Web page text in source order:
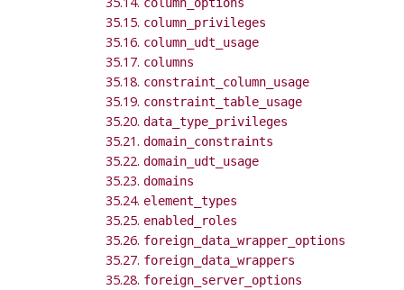
column_options
35.15. column_privileges
35.16. column_udt_usage
35.17. columns
35.18. constraint_column_usage
35.19. constraint_table_usage
35.20. data_type_privileges
35.21. domain_constraints
35.22. domain_udt_usage
35.23. domains
35.24. element_types
35.25. enabled_roles
35.26. foreign_data_wrapper_options
35.27. foreign_data_wrappers
35.28. foreign_server_options